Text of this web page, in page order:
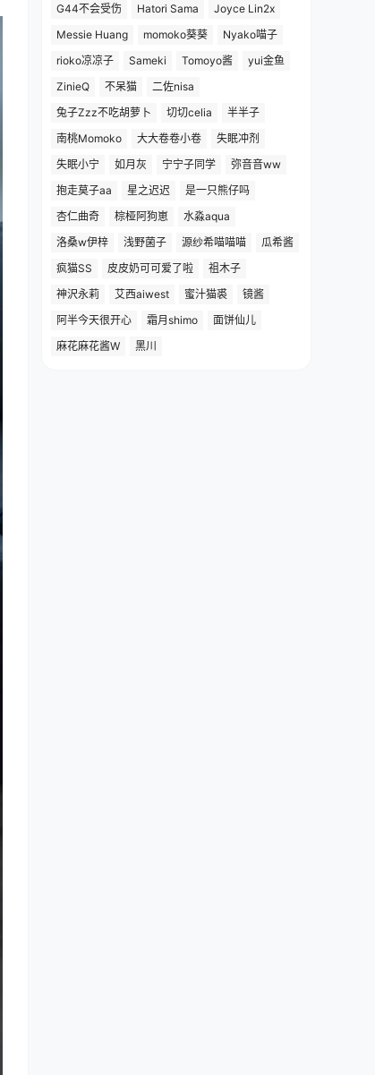
G44不会受伤 Hatori Sama
Joyce Lin2x
Messie Huang
momoko葵葵
Nyako喵子
rioko凉凉子
Sameki Tomoyo酱
yui金鱼
ZinieQ
不呆猫
二佐nisa
兔子Zzz不吃胡萝卜
切切celia
半半子
南桃Momoko
大大卷卷小卷
失眠冲剂
失眠小宁
如月灰 宁宁子同学
弥音音ww
抱走莫子aa
星之迟迟
是一只熊仔吗
杏仁曲奇
棕桠阿狗崽
水淼aqua
洛桑w伊梓
浅野菌子 源纱希喵喵喵
瓜希酱
疯猫SS
皮皮奶可可爱了啦
祖木子
神沢永莉
艾西aiwest 蜜汁猫裘
镜酱
阿半今天很开心
霜月shimo
面饼仙儿
麻花麻花酱W
黑川